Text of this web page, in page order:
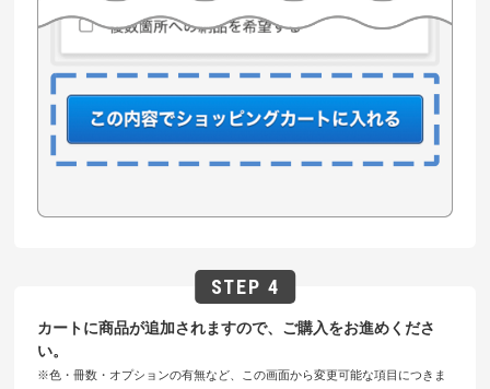
カートに商品が追加されますので、ご購入をお進めくださ
い。
※色・冊数・オプションの有無など、この画面から変更可能な項目につきま